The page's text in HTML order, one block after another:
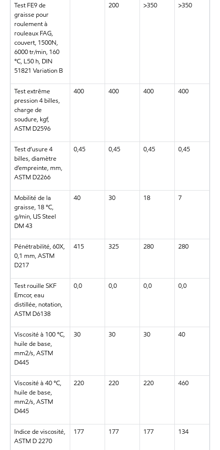
Test FE9 de
graisse pour
roulement à
rouleaux FAG,
couvert, 1500N,
6000 tr/min, 160
°C, L50 h, DIN
51821 Variation B
200 >350 >350
Test extrême
pression 4 billes,
charge de
soudure, kgf,
ASTM D2596
400 400 400 400
Test d’usure 4
billes, diamètre
d’empreinte, mm,
ASTM D2266
0,45 0,45 0,45 0,45
Mobilité de la
graisse, 18 °C,
g/min, US Steel
DM 43
40 30 18 7
Pénétrabilité, 60X,
0,1 mm, ASTM
D217
415 325 280 280
Test rouille SKF
Emcor, eau
distillée, notation,
ASTM D6138
0,0 0,0 0,0 0,0
Viscosité à 100 °C,
huile de base,
mm2/s, ASTM
D445
30 30 30 40
Viscosité à 40 °C,
huile de base,
mm2/s, ASTM
D445
220 220 220 460
Indice de viscosité,
ASTM D 2270
177 177 177 134